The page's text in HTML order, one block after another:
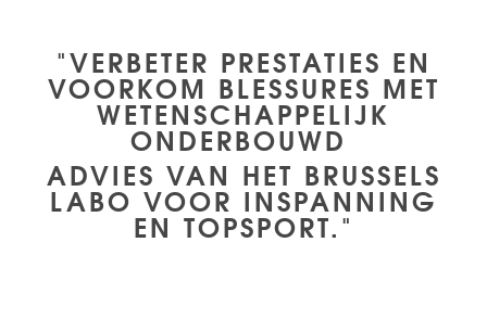
"VERBETER PRESTATIES EN
VOORKOM BLESSURES MET
WETENSCHAPPELIJK
ONDERBOUWD
ADVIES VAN HET BRUSSELS
LABO VOOR INSPANNING
EN TOPSPORT."